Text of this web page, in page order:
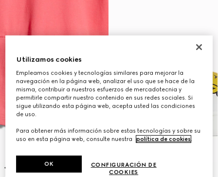
Utilizamos cookies
Empleamos cookies y tecnologías similares para mejorar la
navegación en la página web, analizar el uso que se hace de la
misma, contribuir a nuestros esfuerzos de mercadotecnia y
permitirle compartir nuestro contenido en sus redes sociales. Si
sigue utilizando esta página web, acepta usted las condiciones
de uso.
Para obtener más información sobre estas tecnologías y sobre su
uso en esta página web, consulte nuestra
política de cookies.
CONFIGURACIÓN DE
COOKIES
OK